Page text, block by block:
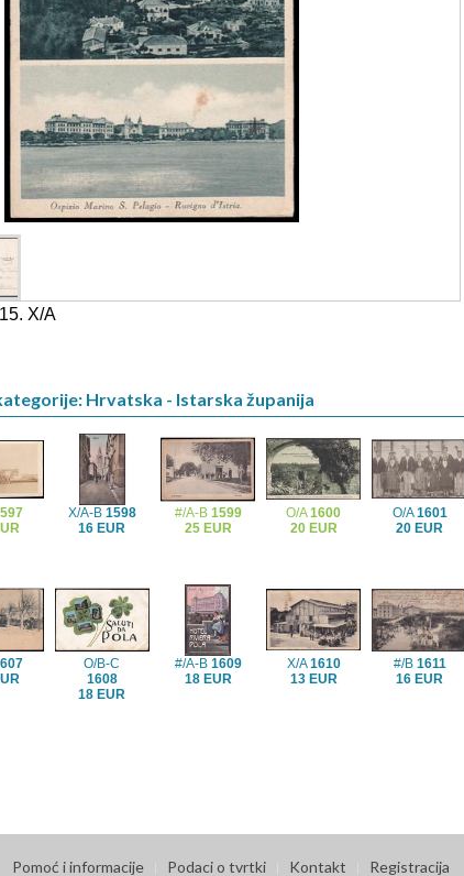
X/A
Hrvatska - Istarska županija
X/A-B 1598
16 EUR
#/A-B 1599
25 EUR
O/A1600
20 EUR
O/A1601
20 EUR
O/B-C
1608
18 EUR
#/A-B 1609
18 EUR
X/A1610
13 EUR
#/B 1611
16 EUR
Pomoć i informacije Podaci o tvrtki Kontakt Registracija